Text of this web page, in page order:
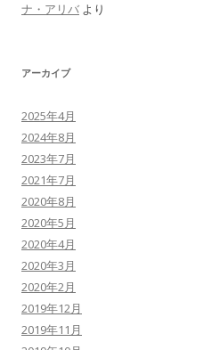
ナ・アリバ より
アーカイブ
2025年4月
2024年8月
2023年7月
2021年7月
2020年8月
2020年5月
2020年4月
2020年3月
2020年2月
2019年12月
2019年11月